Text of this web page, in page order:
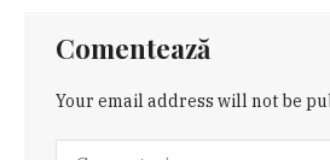
Comentează
Your email address will not be